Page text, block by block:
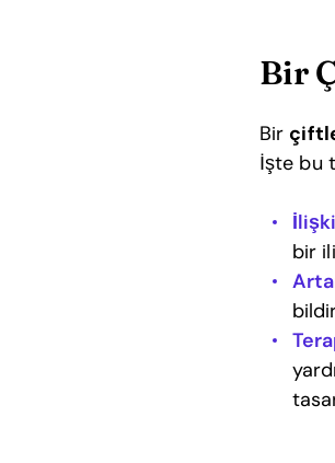
Bir
Bir
İşte bu
bir